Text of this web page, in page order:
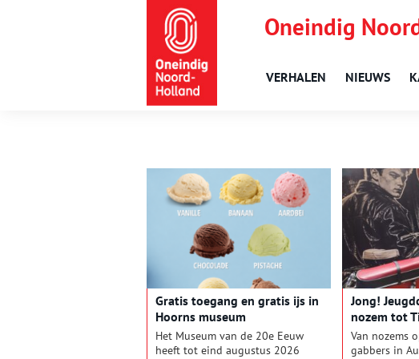
Oneindig
VERHALEN NIEUWS
Gratis toegang en gratis ijs in
Hoorns museum
Het Museum van de 20e Eeuw
heeft tot eind augustus 2026
Jong!
nozem tot
Van nozems
gabbers in